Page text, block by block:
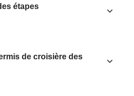
étapes
de croisière des